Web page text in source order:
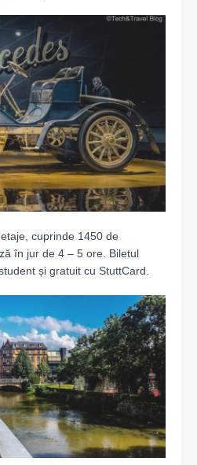
cuprinde 1450 de
în jur de 4 – 5 ore. Biletul
și gratuit cu StuttCard.